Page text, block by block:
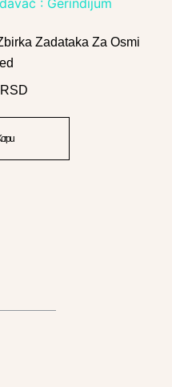
Zadataka Za Osmi
RSD